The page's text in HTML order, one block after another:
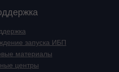
запуска ИБП
материалы
центры